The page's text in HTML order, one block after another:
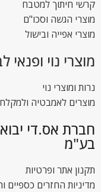
קרשי חיתוך למטבח
מוצרי הגשה וסכו"ם
מוצרי אפייה ובישול
מוצרי נוי ופנאי
נרות ומוצרי נוי
מוצרים לאמבטיה
חברת אס.די יבוא
בע"מ
תקנון אתר ופרטיות
מדיניות החזרים כספיים